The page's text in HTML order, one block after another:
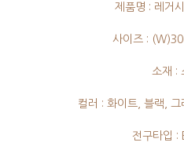
제품명 : 레거
사이즈 :
소재 :
컬러 : 화이트, 블랙,
전구타입 :